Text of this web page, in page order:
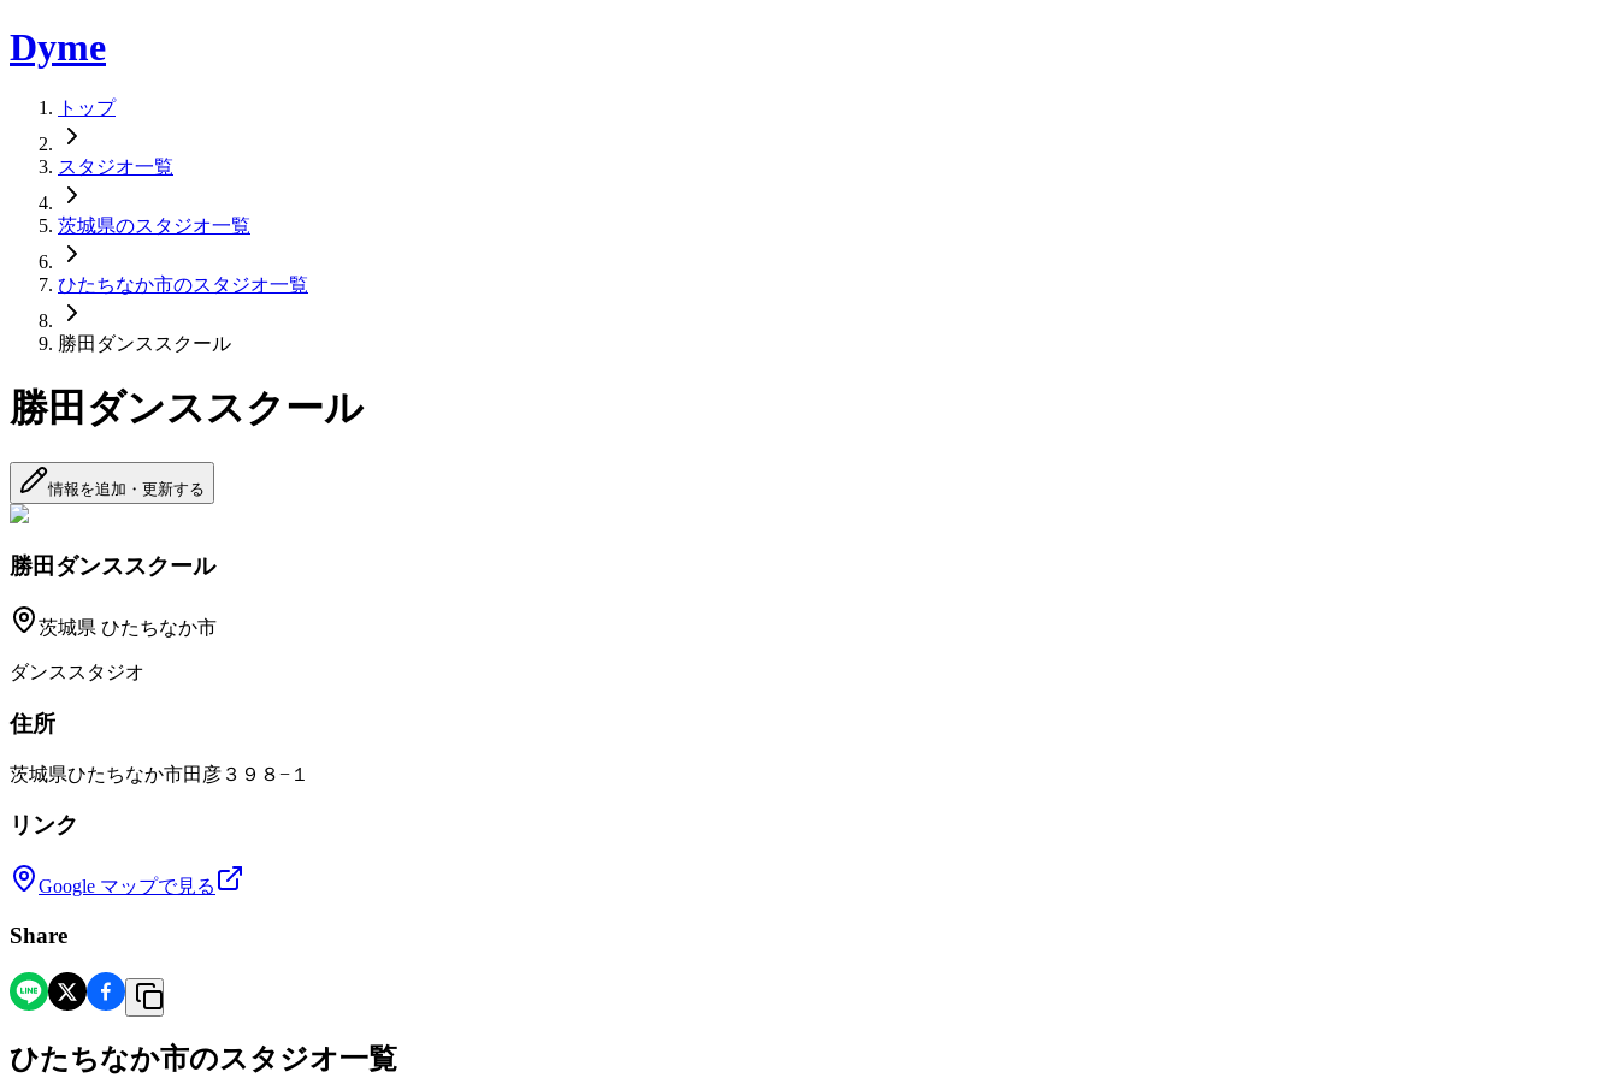
Dyme
トップ
スタジオ一覧
茨城県のスタジオ一覧
ひたちなか市のスタジオ一覧
勝田ダンススクール
勝田ダンススクール
情報を追加・更新する
勝田ダンススクール
茨城県 ひたちなか市
ダンススタジオ
住所
茨城県ひたちなか市田彦３９８−１
リンク
Google マップで見る
Share
ひたちなか市のスタジオ一覧